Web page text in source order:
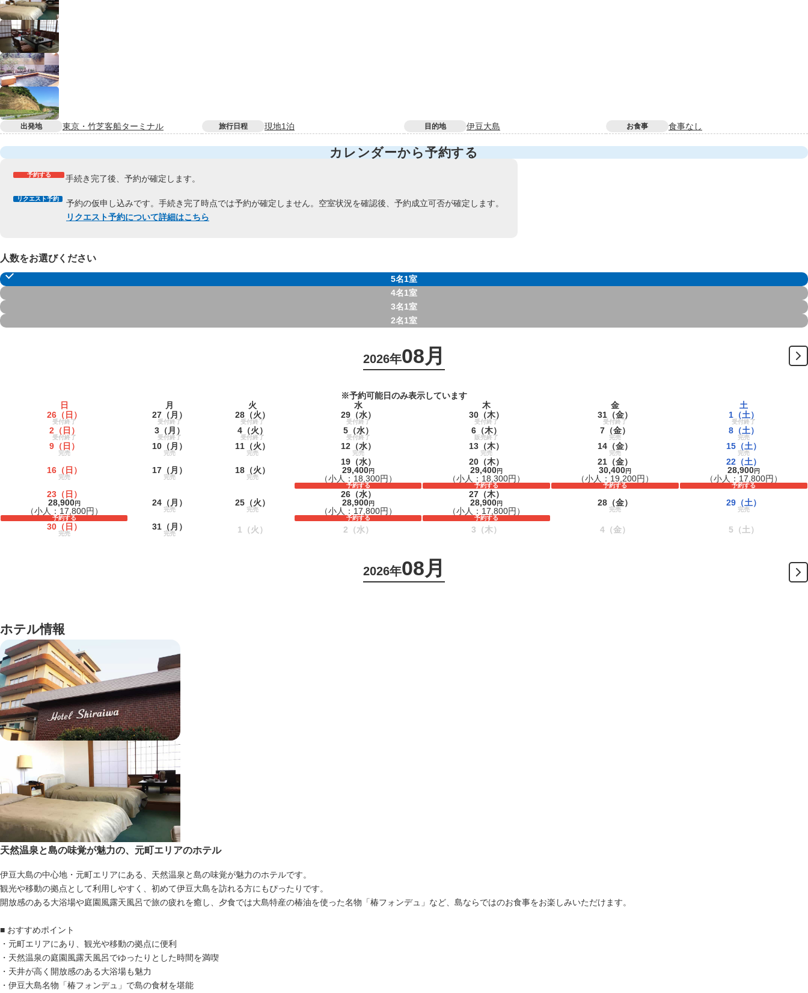
出発地 東京・竹芝客船ターミナル 旅行日程 現地1泊 目的地 伊豆大島 お食事 食事なし
カレンダーから予約する
予約する 手続き完了後、予約が確定します。
リクエスト予約
予約の仮申し込みです。手続き完了時点では予約が確定しません。空室状況を確認後、予約成立可否が確定します。
リクエスト予約について詳細はこちら
人数をお選びください
5名1室
4名1室
3名1室
2名1室
2026年08月
※予約可能日のみ表示しています
日
月 火 水 木 金
土
26（日）
受付終了
27 （月）
受付終了
28 （火）
受付終了
29（水）
受付終了
30 （木）
受付終了
31 （金）
受付終了
1 （土）
受付終了
2（日）
受付終了
3 （月）
受付終了
4 （火）
受付終了
5（水）
受付終了
6 （木）
販売終了
7 （金）
完売
8 （土）
完売
9（日）
完売
10 （月）
完売
11 （火）
完売
12（水）
完売
13 （木）
完売
14 （金）
完売
15 （土）
完売
16（日）
完売
17 （月）
完売
18 （火）
完売
19（水）
29,400円
（小人：18,300円）
予約する
20 （木）
29,400円
（小人：18,300円）
予約する
21 （金）
30,400円
（小人：19,200円）
予約する
22 （土）
28,900円
（小人：17,800円）
予約する
23（日）
28,900円
（小人：17,800円）
予約する
24 （月）
完売
25 （火）
完売
26（水）
28,900円
（小人：17,800円）
予約する
27 （木）
28,900円
（小人：17,800円）
予約する
28 （金）
完売
29 （土）
完売
30（日）
完売
31 （月）
完売 1 （火） 2 （水） 3 （木） 4 （金） 5 （土）
2026年08月
ホテル情報
天然温泉と島の味覚が魅力の、元町エリアのホテル
伊豆大島の中心地・元町エリアにある、天然温泉と島の味覚が魅力のホテルです。
観光や移動の拠点として利用しやすく、初めて伊豆大島を訪れる方にもぴったりです。
開放感のある大浴場や庭園風露天風呂で旅の疲れを癒し、夕食では大島特産の椿油を使った名物「椿フォンデュ」など、島ならではのお食事をお楽しみいただけます。
■ おすすめポイント
・元町エリアにあり、観光や移動の拠点に便利
・天然温泉の庭園風露天風呂でゆったりとした時間を満喫
・天井が高く開放感のある大浴場も魅力
・伊豆大島名物「椿フォンデュ」で島の食材を堪能